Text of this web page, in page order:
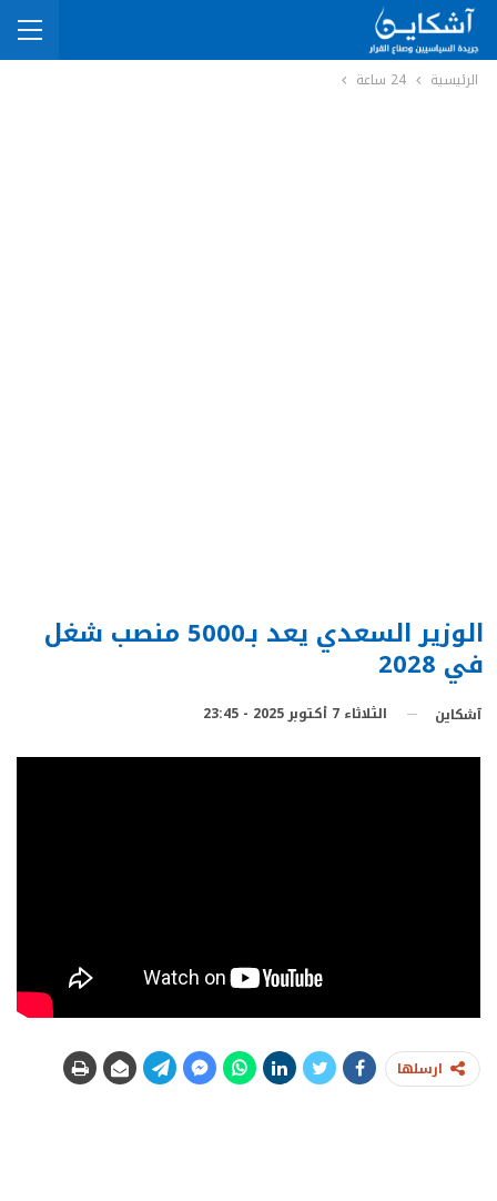
الرئيسية 24 ساعة
الوزير السعدي يعد بـ5000 منصب شغل
في 2028
آشكاين الثلاثاء 7 أكتوبر 2025 - 23:45
ارسلها